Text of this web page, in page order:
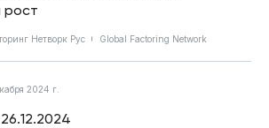
рост
Нетворк Рус Global Factoring Network
2024 г.